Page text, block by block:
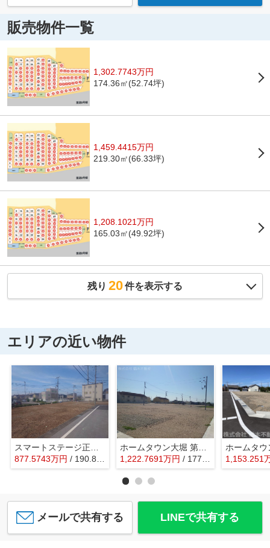
販売物件一覧
1,302.7743万円
174.36㎡(52.74坪)
1,459.4415万円
219.30㎡(66.33坪)
1,208.1021万円
165.03㎡(49.92坪)
残り 20件を表示する
エリアの近い物件
877.5743万円 / 190.86㎡
ホームタウン大堀 第Ⅲ期
1,222.7691万円 / 177.29㎡ 1,153.251
メールで共有する LINEで共有する